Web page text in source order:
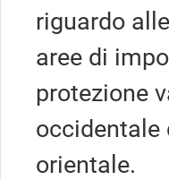
riguardo
aree di
protezione
occidentale
orientale.